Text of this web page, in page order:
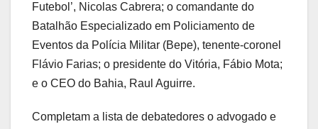
Futebol’, Nicolas Cabrera; o comandante do
Batalhão Especializado em Policiamento de
Eventos da Polícia Militar (Bepe), tenente-coronel
Flávio Farias; o presidente do Vitória, Fábio Mota;
e o CEO do Bahia, Raul Aguirre.
Completam a lista de debatedores o advogado e